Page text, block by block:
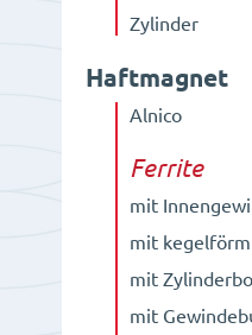
Zylinder
Haftmagnet
Alnico
Ferrite
mit
mit
mit
mit